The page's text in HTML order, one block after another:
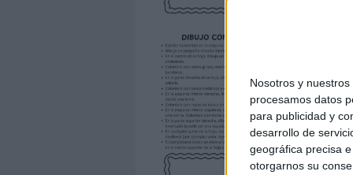
Nosotros y
procesamos datos
para publicidad y
desarrollo de
geográfica precisa
otorgarnos su